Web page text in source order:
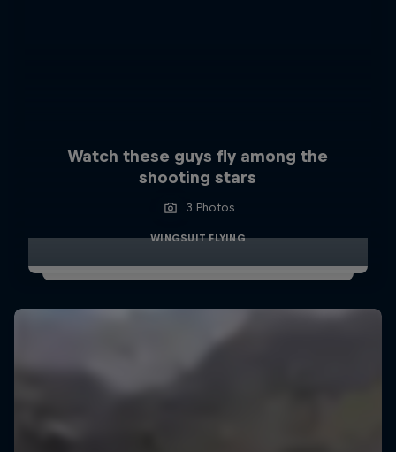
Watch these guys fly among the
shooting stars
3 Photos
WINGSUIT FLYING